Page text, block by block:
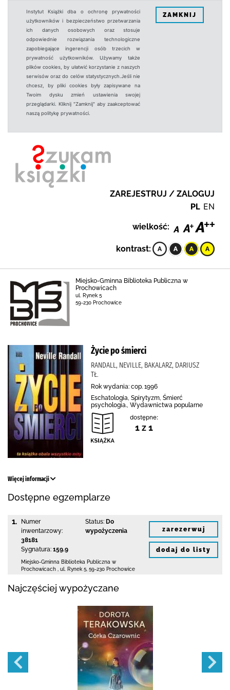
Instytut Książki dba o ochronę prywatności
użytkowników i bezpieczeństwo przetwarzania
ich danych osobowych oraz stosuje
odpowiednie rozwiązania technologiczne
zapobiegające ingerencji osób trzecich w
prywatność użytkowników. Używamy także
plików cookies, by ułatwić korzystanie z naszych
serwisów oraz do celów statystycznych.Jeśli nie
chcesz, by pliki cookies były zapisywane na
Twoim dysku zmień ustawienia swojej
przeglądarki. Kliknij "Zamknij" aby zaakceptować
naszą politykę prywatności.
ZAMKNIJ
ZAREJESTRUJ / ZALOGUJ
PL EN
wielkość:
kontrast:
Miejsko-Gminna Biblioteka Publiczna w
Prochowicach
ul. Rynek 5
59-230 Prochowice
Życie po śmierci
RANDALL, NEVILLE, BAKALARZ, DARIUSZ
TŁ.
Rok wydania: cop. 1996
Eschatologia, Spirytyzm, Śmierć
psychologia., Wydawnictwa popularne
dostępne:
1 z 1
Więcej informacji
Dostępne egzemplarze
1.
Numer
inwentarzowy:
38181
Sygnatura: 159.9
Status: Do
wypożyczenia
Miejsko-Gminna Biblioteka Publiczna w
Prochowicach
ul. Rynek 5 59-230 Prochowice
zarezerwuj
dodaj do listy
Najczęściej wypożyczane